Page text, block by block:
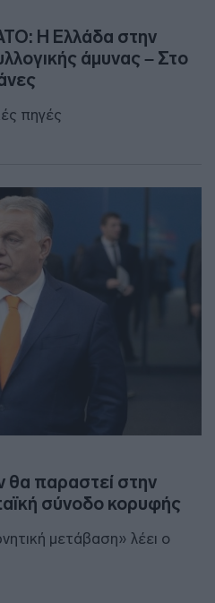
Η Ελλάδα στην
άμυνας – Στο
πηγές
θα παραστεί στην
σύνοδο κορυφής
μετάβαση» λέει ο